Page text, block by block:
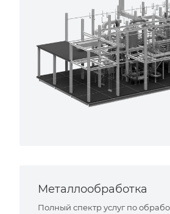
Металлообработка
Полный спектр услуг по